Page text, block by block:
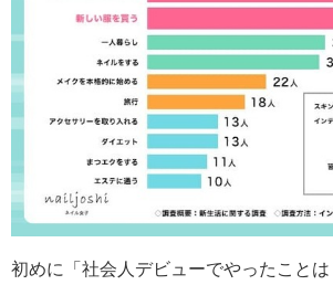
初めに「社会人デビューでやったこと